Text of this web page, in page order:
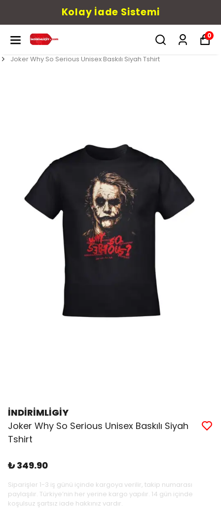
Kolay İade Sistemi
0
Joker Why So Serious Unisex Baskılı Siyah Tshirt
İNDİRİMLİGİY
Joker Why So Serious Unisex Baskılı Siyah
Tshirt
₺ 349.90
Siparişler 1-3 iş günü içinde kargoya verilir, takip numarası
paylaşılır. Türkiye’nin her yerine kargo yapılır. 14 gün içinde
koşulsuz şartsız iade hakkınız vardır.